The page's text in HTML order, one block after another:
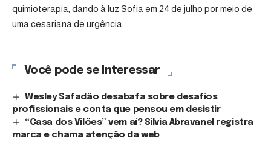
quimioterapia, dando à luz Sofia em 24 de julho por meio de
uma cesariana de urgência.
Você pode se Interessar
Wesley Safadão desabafa sobre desafios
profissionais e conta que pensou em desistir
“Casa dos Vilões” vem aí? Silvia Abravanel registra
marca e chama atenção da web